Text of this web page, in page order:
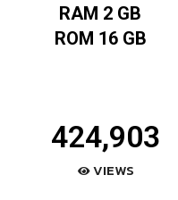
RAM 2 GB
ROM 16 GB
424,903
VIEWS